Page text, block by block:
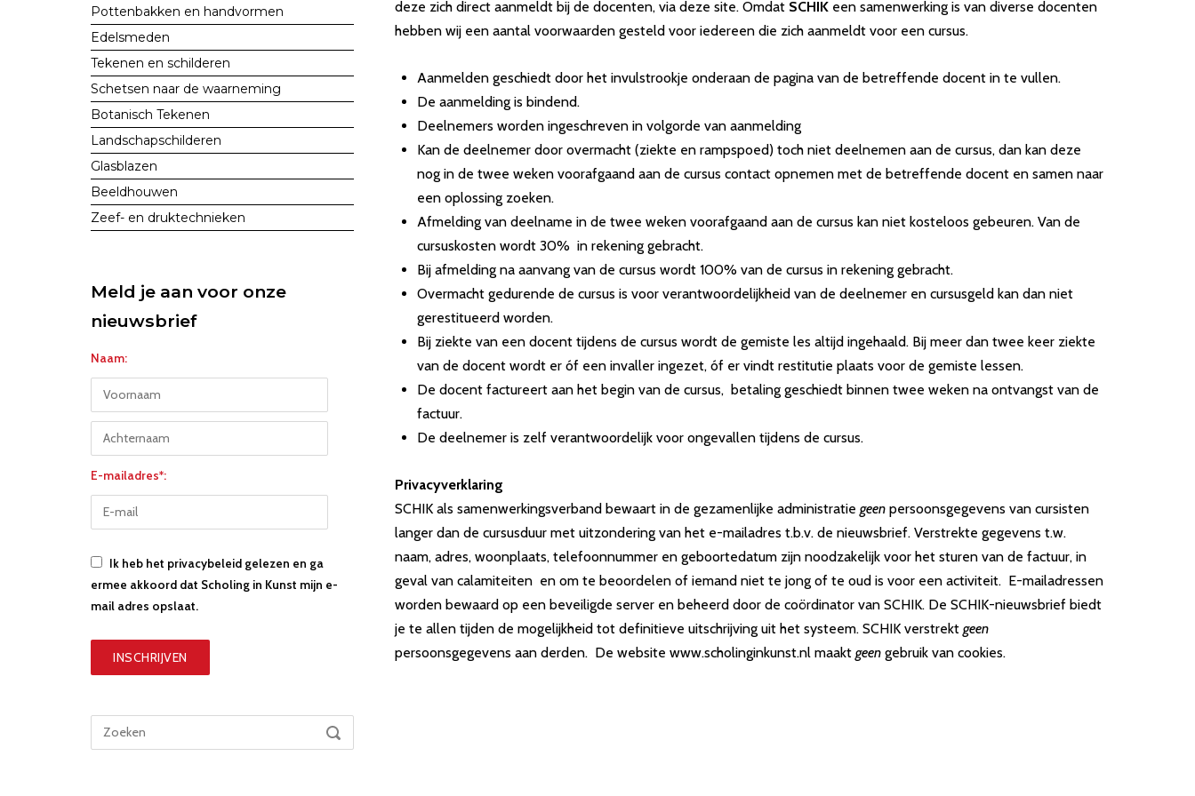
deze zich direct aanmeldt bij de docenten, via deze site. Omdat SCHIK een samenwerking is van diverse docenten
hebben wij een aantal voorwaarden gesteld voor iedereen die zich aanmeldt voor een cursus.
Aanmelden geschiedt door het invulstrookje onderaan de pagina van de betreffende docent in te vullen.
De aanmelding is bindend.
Deelnemers worden ingeschreven in volgorde van aanmelding
Kan de deelnemer door overmacht (ziekte en rampspoed) toch niet deelnemen aan de cursus, dan kan deze
nog in de twee weken voorafgaand aan de cursus contact opnemen met de betreffende docent en samen naar
een oplossing zoeken.
Afmelding van deelname in de twee weken voorafgaand aan de cursus kan niet kosteloos gebeuren. Van de
cursuskosten wordt 30% in rekening gebracht.
Bij afmelding na aanvang van de cursus wordt 100% van de cursus in rekening gebracht.
Overmacht gedurende de cursus is voor verantwoordelijkheid van de deelnemer en cursusgeld kan dan niet
gerestitueerd worden.
Bij ziekte van een docent tijdens de cursus wordt de gemiste les altijd ingehaald. Bij meer dan twee keer ziekte
van de docent wordt er óf een invaller ingezet, óf er vindt restitutie plaats voor de gemiste lessen.
De docent factureert aan het begin van de cursus, betaling geschiedt binnen twee weken na ontvangst van de
factuur.
De deelnemer is zelf verantwoordelijk voor ongevallen tijdens de cursus.
Privacyverklaring
SCHIK als samenwerkingsverband bewaart in de gezamenlijke administratie geen persoonsgegevens van cursisten
langer dan de cursusduur met uitzondering van het e-mailadres t.b.v. de nieuwsbrief. Verstrekte gegevens t.w.
naam, adres, woonplaats, telefoonnummer en geboortedatum zijn noodzakelijk voor het sturen van de factuur, in
geval van calamiteiten en om te beoordelen of iemand niet te jong of te oud is voor een activiteit. E-mailadressen
worden bewaard op een beveiligde server en beheerd door de coördinator van SCHIK. De SCHIK-nieuwsbrief biedt
je te allen tijden de mogelijkheid tot definitieve uitschrijving uit het systeem. SCHIK verstrekt geen
persoonsgegevens aan derden. De website www.scholinginkunst.nl maakt geen gebruik van cookies.
Pottenbakken en handvormen
Edelsmeden
Tekenen en schilderen
Schetsen naar de waarneming
Botanisch Tekenen
Landschapschilderen
Glasblazen
Beeldhouwen
Zeef- en druktechnieken
Meld je aan voor onze
nieuwsbrief
Naam:
E-mailadres*:
Ik heb het privacybeleid gelezen en ga
ermee akkoord dat Scholing in Kunst mijn e-
mail adres opslaat.
Zoek
ZOEKEN